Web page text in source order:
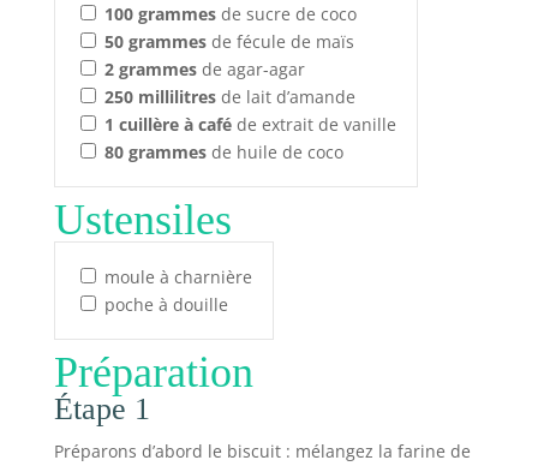
100 grammesde sucre de coco
50 grammesde fécule de maïs
2 grammesde agar-agar
250 millilitresde lait d’amande
1 cuillère à caféde extrait de vanille
80 grammesde huile de coco
Ustensiles
moule à charnière
poche à douille
Préparation
Étape 1
Préparons d’abord le biscuit : mélangez la farine de